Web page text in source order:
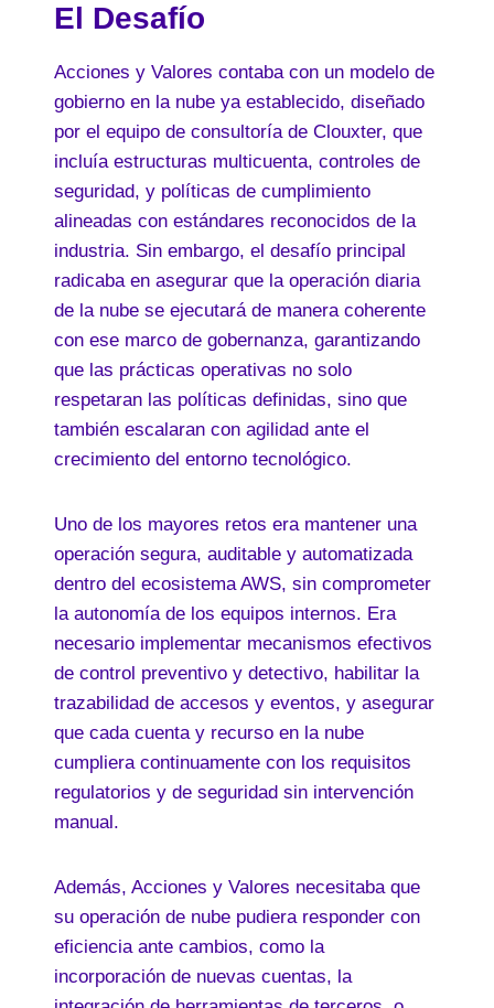
El Desafío
Acciones y Valores contaba con un modelo de
gobierno en la nube ya establecido, diseñado
por el equipo de consultoría de Clouxter, que
incluía estructuras multicuenta, controles de
seguridad, y políticas de cumplimiento
alineadas con estándares reconocidos de la
industria. Sin embargo, el desafío principal
radicaba en asegurar que la operación diaria
de la nube se ejecutará de manera coherente
con ese marco de gobernanza, garantizando
que las prácticas operativas no solo
respetaran las políticas definidas, sino que
también escalaran con agilidad ante el
crecimiento del entorno tecnológico.
Uno de los mayores retos era mantener una
operación segura, auditable y automatizada
dentro del ecosistema AWS, sin comprometer
la autonomía de los equipos internos. Era
necesario implementar mecanismos efectivos
de control preventivo y detectivo, habilitar la
trazabilidad de accesos y eventos, y asegurar
que cada cuenta y recurso en la nube
cumpliera continuamente con los requisitos
regulatorios y de seguridad sin intervención
manual.
Además, Acciones y Valores necesitaba que
su operación de nube pudiera responder con
eficiencia ante cambios, como la
incorporación de nuevas cuentas, la